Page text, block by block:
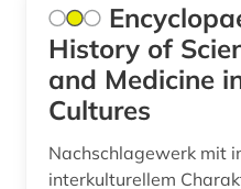
monographie (1)
nachlass (1)
History of
and Medicine
Cultures
Nachschlagewerk mit
interkulturellem